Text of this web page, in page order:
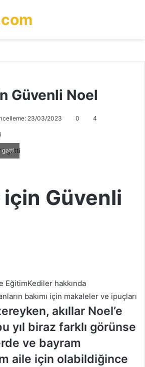
Güvenli Noel
23/03/2023 0 4
gatti
Güvenli
EğitimKediler hakkında
bakımı için makaleler ve ipuçları
akıllar Noel’e
yıl biraz farklı görünse
ve bayram
aile için olabildiğince